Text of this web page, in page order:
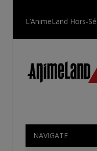
NAVIGATE